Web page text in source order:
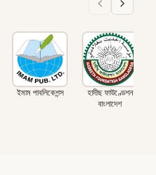
ইমাম পাবলিকেশন্স
হাদীছ ফাউণ্ডেশন
বাংলাদেশ